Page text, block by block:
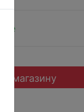
Sale
магазину